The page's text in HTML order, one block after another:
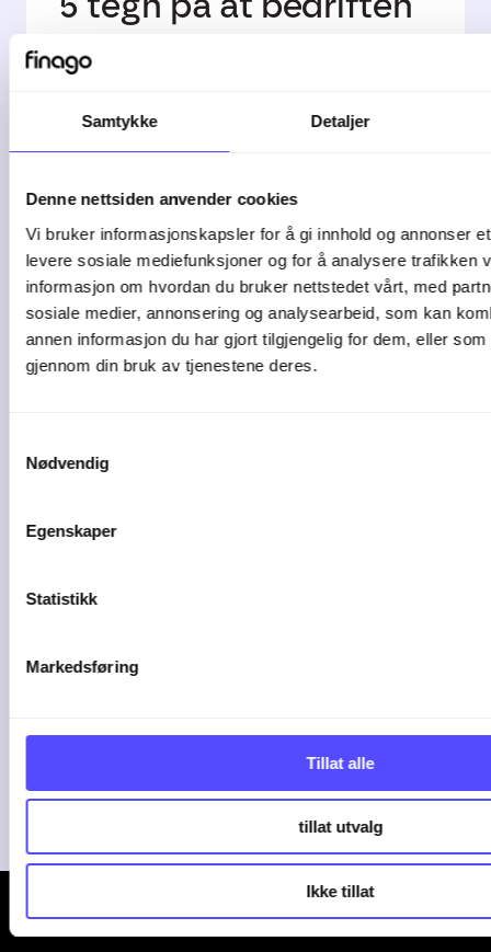
Samtykke Detaljer
Denne nettsiden anvender cookies
Vi bruker informasjonskapsler for å gi innhold og annonser
levere sosiale mediefunksjoner og for å analysere trafikken
informasjon om hvordan du bruker nettstedet vårt, med
sosiale medier, annonsering og analysearbeid, som kan
annen informasjon du har gjort tilgjengelig for dem, eller
gjennom din bruk av tjenestene deres.
Nødvendig
Egenskaper
Statistikk
Markedsføring
Tillat alle
tillat utvalg
Ikke tillat
bør bytte ...
driften mer effektiv i
et ...
04-08-26